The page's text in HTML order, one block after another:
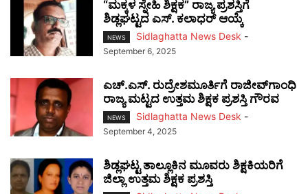
“ಮಕ್ಕಳ ಸ್ನೇಹಿ ಶಿಕ್ಷಕ” ರಾಜ್ಯ ಪ್ರಶಸ್ತಿಗೆ
ಶಿಡ್ಲಘಟ್ಟದ ಎಸ್. ಕಲಾಧರ್ ಆಯ್ಕೆ
NEWS Sidlaghatta News Desk -
September 6, 2025
ಎಚ್.ಎಸ್. ರುದ್ರೇಶಮೂರ್ತಿಗೆ ರಾಜೀವ್‌ಗಾಂಧಿ
ರಾಜ್ಯ ಮಟ್ಟದ ಉತ್ತಮ ಶಿಕ್ಷಕ ಪ್ರಶಸ್ತಿ ಗೌರವ
NEWS Sidlaghatta News Desk -
September 4, 2025
ಶಿಡ್ಲಘಟ್ಟ ತಾಲ್ಲೂಕಿನ ಮೂವರು ಶಿಕ್ಷಕಿಯರಿಗೆ
ಜಿಲ್ಲಾ ಉತ್ತಮ ಶಿಕ್ಷಕ ಪ್ರಶಸ್ತಿ